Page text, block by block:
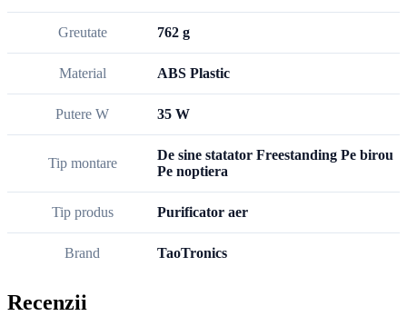
Greutate 762 g
Material ABS Plastic
Putere W 35 W
Tip montare
De sine statator Freestanding Pe birou
Pe noptiera
Tip produs Purificator aer
Brand TaoTronics
Recenzii